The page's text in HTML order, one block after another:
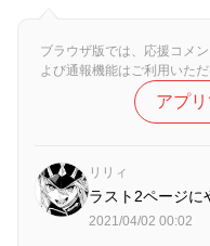
ブラウザ版では、応援コメ
よび通報機能はご利用いた
アプ
リリィ
ラスト2ページに
2021/04/02 00:02